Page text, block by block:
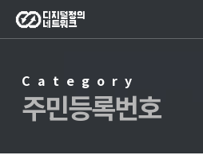
Skip
to
contentCategory
주민등록번호